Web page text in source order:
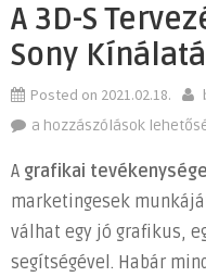
A 3D-S
Sony
Posted on 2021.02.18.
A
s
tervezés
jövője
már
a hozzászólások
A grafikai
marketingesek
válhat egy jó grafikus,
segítségével. Habár